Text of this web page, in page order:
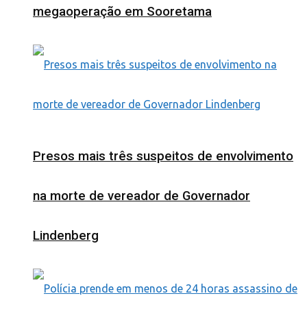
megaoperação em Sooretama
Presos mais três suspeitos de envolvimento
na morte de vereador de Governador
Lindenberg